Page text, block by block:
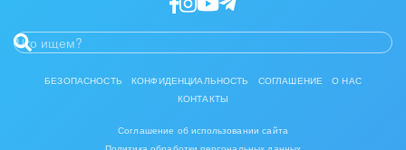
БЕЗОПАСНОСТЬ КОНФИДЕНЦИАЛЬНОСТЬ СОГЛАШЕНИЕ
О НАС
КОНТАКТЫ
Соглашение об использовании сайта